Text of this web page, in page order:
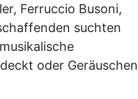
Ferruccio Busoni,
suchten
oder Geräuschen